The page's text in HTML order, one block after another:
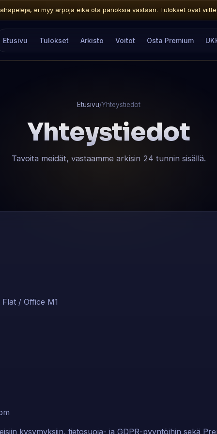
ei myy arpoja eikä ota panoksia vastaan. Tulokset ovat
Etusivu Tulokset Arkisto Voitot Osta Premium
Etusivu/Yhteystiedot
Yhteystiedot
Tavoita meidät, vastaamme arkisin 24 tunnin sisällä.
/ Office M1
kysymyksiin, tietosuoja- ja GDPR-pyyntöihin sekä